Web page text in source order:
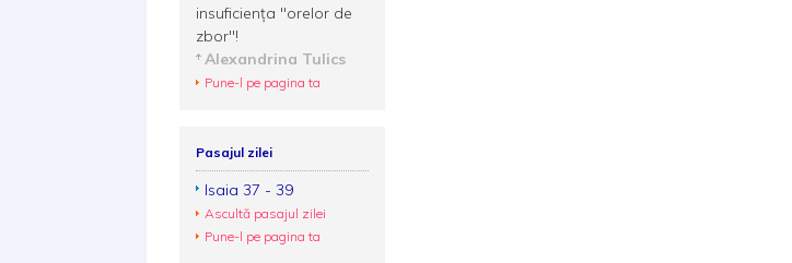
insuficiența ''orelor de
zbor''!
Alexandrina Tulics
Pune-l pe pagina ta
Pasajul zilei
Isaia 37 - 39
Ascultă pasajul zilei
Pune-l pe pagina ta